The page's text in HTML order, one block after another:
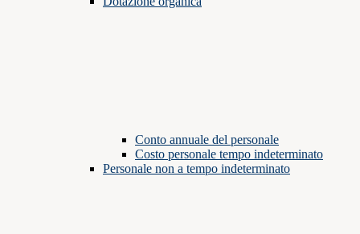
Conto annuale del personale
Costo personale tempo indeterminato
Personale non a tempo indeterminato